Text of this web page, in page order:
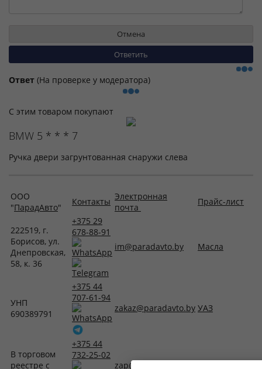
Ответ (На проверке у модератора)
С этим товаром покупают
BMW 5 * * * 7
Ручка двери загрунтованная снаружи слева
ООО
"ПарадАвто"
Контакты Электронная
почта
Прайс-лист
222519, г.
Борисов, ул.
Днепровская,
58, к. 36
+375 29
678-88-91
im@paradavto.by
Масла
УНП
690389791
+375 44
707-61-94
zakaz@paradavto.by УАЗ
В торговом
реестре с
+375 44
732-25-02
zap@paradavto.by